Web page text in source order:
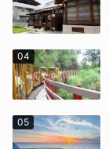
04
05